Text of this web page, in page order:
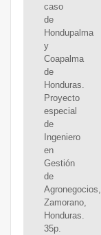
caso
de
Hondupalma
y
Coapalma
de
Honduras.
Proyecto
especial
de
Ingeniero
en
Gestión
de
Agronegocios,
Zamorano,
Honduras.
35p.